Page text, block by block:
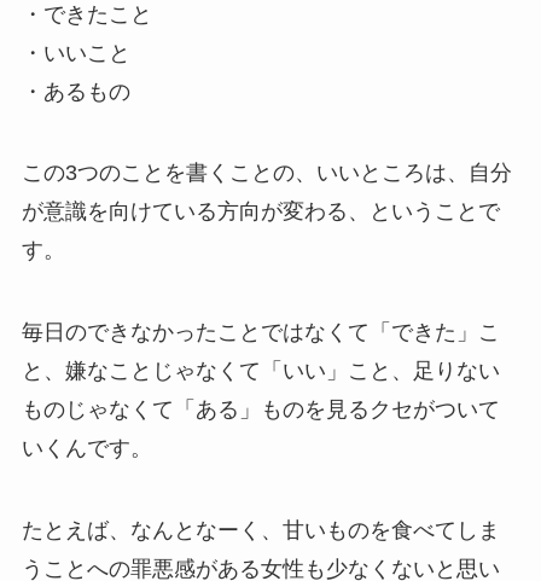
・できたこと
・いいこと
・あるもの
この3つのことを書くことの、いいところは、自分
が意識を向けている方向が変わる、ということで
す。
毎日のできなかったことではなくて「できた」こ
と、嫌なことじゃなくて「いい」こと、足りない
ものじゃなくて「ある」ものを見るクセがついて
いくんです。
たとえば、なんとなーく、甘いものを食べてしま
うことへの罪悪感がある女性も少なくないと思い